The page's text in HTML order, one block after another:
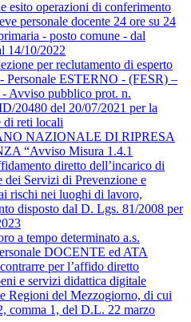
esito operazioni di conferimento
personale docente 24 ore su 24
- posto comune - dal
14/10/2022
per reclutamento di esperto
Personale ESTERNO - (FESR) –
Avviso pubblico prot. n.
20480 del 20/07/2021 per la
di reti locali
NAZIONALE DI RIPRESA
“Avviso Misura 1.4.1
diretto dell’incarico di
dei Servizi di Prevenzione e
rischi nei luoghi di lavoro,
disposto dal D. Lgs. 81/2008 per
a tempo determinato a.s.
DOCENTE ed ATA
per l’affido diretto
e servizi didattica digitale
Regioni del Mezzogiorno, di cui
comma 1, del D.L. 22 marzo